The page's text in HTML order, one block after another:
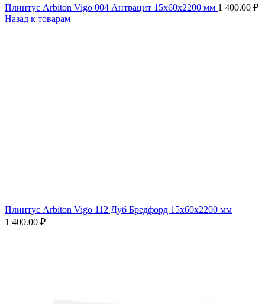
Плинтус Arbiton Vigo 004 Антрацит 15x60x2200 мм 1 400.00 ₽
Назад к товарам
Плинтус Arbiton Vigo 112 Дуб Бредфорд 15x60x2200 мм
1 400.00 ₽